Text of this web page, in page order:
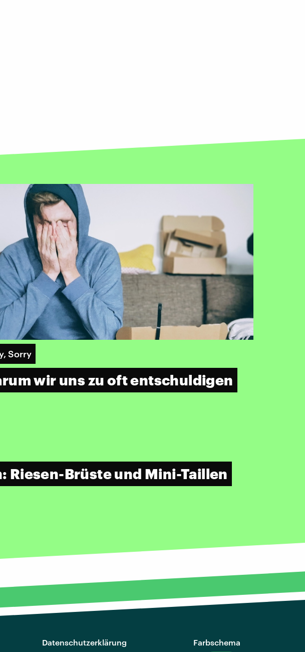
Sorry
wir uns zu oft entschuldigen
Riesen-Brüste und Mini-Taillen
Datenschutzerklärung Farbschema